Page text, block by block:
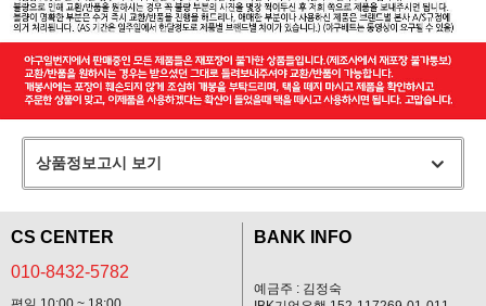
상품정보고시 보기
CS CENTER
010-8432-5782
BANK INFO
예금주 : 김정숙